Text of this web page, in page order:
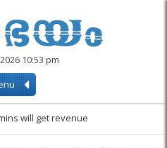
10:53 pm
will get revenue